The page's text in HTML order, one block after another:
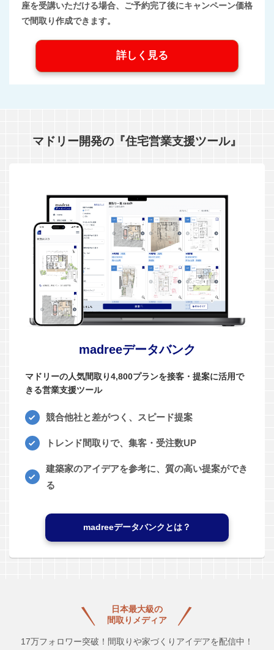
座を受講いただける場合、ご予約完了後にキャンペーン価格
で間取り作成できます。
詳しく見る
マドリー開発の『住宅営業支援ツール』
madreeデータバンク
マドリーの人気間取り4,800プランを接客・提案に活用で
きる営業支援ツール
競合他社と差がつく、スピード提案
トレンド間取りで、集客・受注数UP
建築家のアイデアを参考に、質の高い提案ができ
る
madreeデータバンクとは？
日本最大級の
間取りメディア
17万フォロワー突破！間取りや家づくりアイデアを配信中！